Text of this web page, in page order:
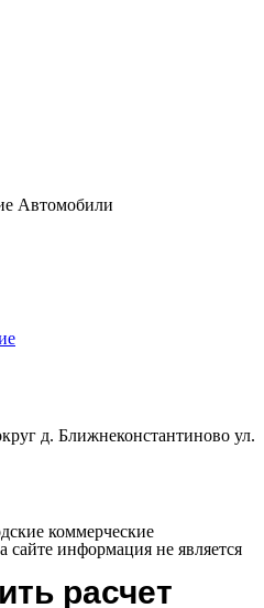
Автомобили
д. Ближнеконстантиново ул.
коммерческие
информация не является
расчет